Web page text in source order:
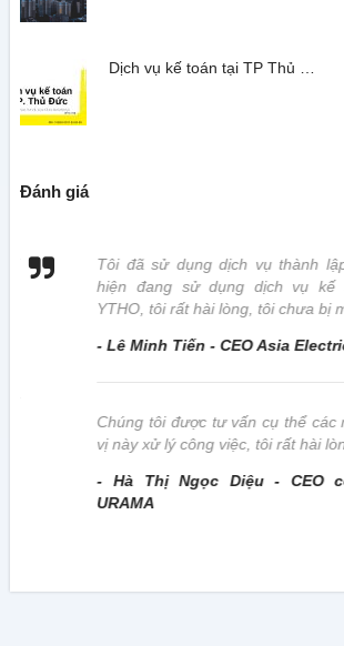
Dịch vụ kế toán tại TP Thủ …
Đánh giá
Tôi đã sử dụng dịch vụ thành
hiện đang sử dụng dịch vụ kế
YTHO, tôi rất hài lòng, tôi chưa bị
- Lê Minh Tiến - CEO Asia
Chúng tôi được tư vấn cụ thể các
vị này xử lý công việc, tôi rất hài
- Hà Thị Ngọc Diệu - CEO
URAMA